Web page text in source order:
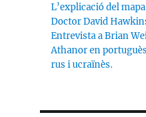
L’explicació del
Doctor David
Entrevista a Brian
Athanor en
rus i ucraïnès.